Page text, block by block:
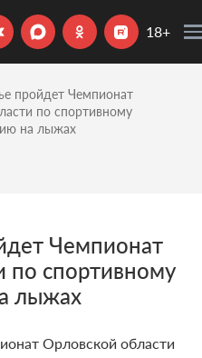
18+
пройдет Чемпионат
по спортивному
на лыжах
Чемпионат
по спортивному
лыжах
Орловской области